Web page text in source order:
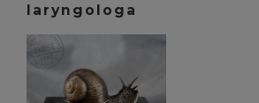
laryngologa